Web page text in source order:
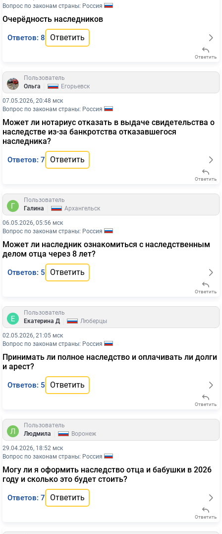
Вопрос по законам страны: Россия
Очерёдность наследников
Ответов: 8 Ответить
Ответить
Пользователь
Ольга
Егорьевск
07.05.2026, 20:48 мск
Вопрос по законам страны: Россия
Может ли нотариус отказать в выдаче свидетельства о
наследстве из-за банкротства отказавшегося
наследника?
Ответов: 7 Ответить
Ответить
Пользователь
Галина
Архангельск
06.05.2026, 05:56 мск
Вопрос по законам страны: Россия
Может ли наследник ознакомиться с наследственным
делом отца через 8 лет?
Ответов: 5 Ответить
Ответить
Пользователь
Екатерина Д
Люберцы
02.05.2026, 21:05 мск
Вопрос по законам страны: Россия
Принимать ли полное наследство и оплачивать ли долги
и арест?
Ответов: 5 Ответить
Ответить
Пользователь
Людмила
Воронеж
29.04.2026, 18:52 мск
Вопрос по законам страны: Россия
Могу ли я оформить наследство отца и бабушки в 2026
году и сколько это будет стоить?
Ответов: 7 Ответить
Ответить